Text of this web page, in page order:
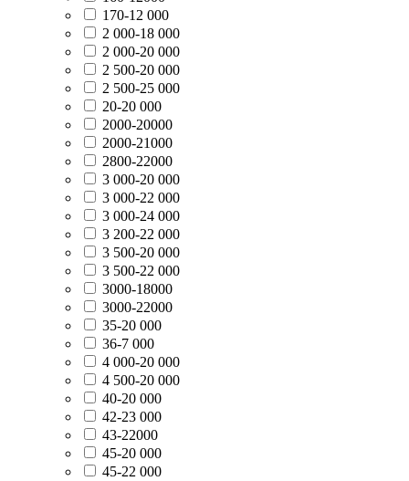
170-12 000
2 000-18 000
2 000-20 000
2 500-20 000
2 500-25 000
20-20 000
2000-20000
2000-21000
2800-22000
3 000-20 000
3 000-22 000
3 000-24 000
3 200-22 000
3 500-20 000
3 500-22 000
3000-18000
3000-22000
35-20 000
36-7 000
4 000-20 000
4 500-20 000
40-20 000
42-23 000
43-22000
45-20 000
45-22 000